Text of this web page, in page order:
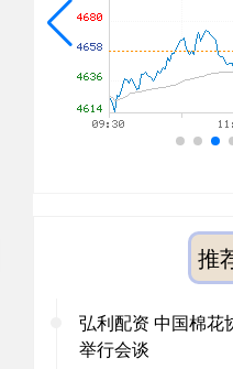
推
弘利配资 中国棉花
举行会谈